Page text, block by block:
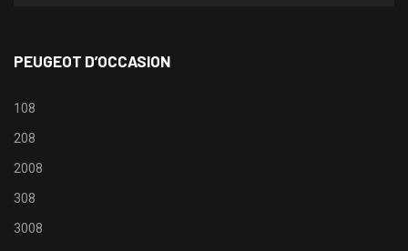
PEUGEOT D’OCCASION
108
208
2008
308
3008